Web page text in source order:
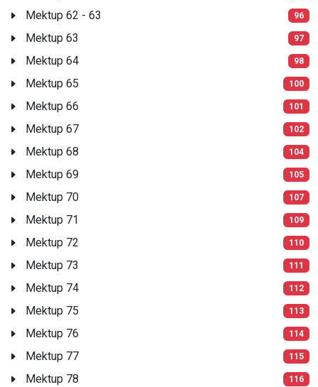
Mektup 62 - 63 96
Mektup 63 97
Mektup 64 98
Mektup 65 100
Mektup 66 101
Mektup 67 102
Mektup 68 104
Mektup 69 105
Mektup 70 107
Mektup 71 109
Mektup 72 110
Mektup 73 111
Mektup 74 112
Mektup 75 113
Mektup 76 114
Mektup 77 115
Mektup 78 116